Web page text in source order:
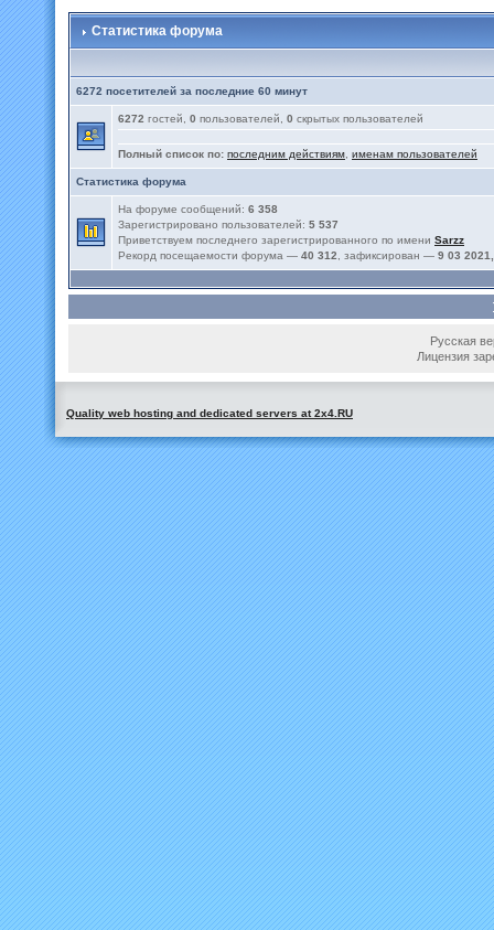
Статистика форума
6272 посетителей за последние 60 минут
6272 гостей, 0 пользователей, 0 скрытых пользователей
Полный список по: последним действиям именам пользователей
Статистика форума
На форуме сообщений: 6 358
Зарегистрировано пользователей: 5 537
Приветствуем последнего зарегистрированного по имени Sarzz
Рекорд посещаемости форума — 40 312 , зафиксирован — 9 03
Русская
Лицензия
Quality web hosting and dedicated servers at 2x4.RU